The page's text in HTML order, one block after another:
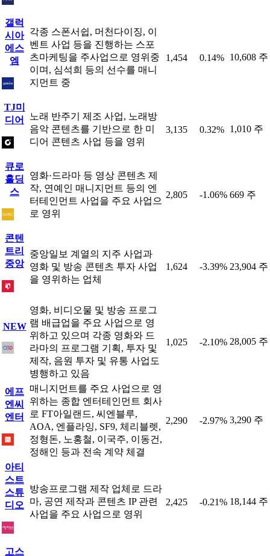
갤럭
시아
에스
엠
각종 스폰서쉽, 머천다이징, 이
벤트 사업 등을 진행하는 스포
츠마케팅을 주사업으로 영위중
이며, 심석희 등의 선수를 매니
지먼트 중
1,454 0.14% 10,608 주
TJ미
디어
노래 반주기 제조 사업, 노래방
음악 콘텐츠를 기반으로 한 미
디어 콘텐츠 사업 등을 영위
3,135 0.32% 1,010 주
큐로
홀딩
스
영화·드라마 등 영상 콘텐츠 제
작, 연예인 매니지먼트 등의 엔
터테인먼트 사업을 주요 사업으
로 영위
2,805 -1.06% 669 주
콘텐
트리
중앙
중앙일보 계열의 지주 사업과
영화 및 방송 콘텐츠 투자 사업
을 영위하는 업체
1,624 -3.39% 23,904 주
NEW
영화, 비디오물 및 방송 프로그
램 배급업을 주요 사업으로 영
위하고 있으며 각종 영화와 드
라마의 프로그램 기획, 투자 및
제작, 음원 투자 및 유통 사업도
병행하고 있음
1,025 -2.10% 28,005 주
에프
엔씨
엔터
매니지먼트를 주요 사업으로 영
위하는 종합 엔터테인먼트 회사
로 FT아일랜드, 씨엔블루,
AOA, 엔플라잉, SF9, 체리블렛,
정형돈, 노홍철, 이국주, 이동건,
정해인 등과 전속 계약 체결
2,290 -2.97% 3,290 주
아티
스트
스튜
디오
방송프로그램 제작 업체로 드라
마, 공연 제작과 콘텐츠 IP 관련
사업을 주요 사업으로 영위
2,425 -0.21% 18,144 주
고스